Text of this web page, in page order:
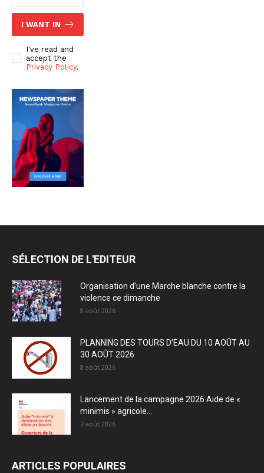
I WANT IN
I've read and
accept the
Privacy Policy.
SÉLECTION DE L'EDITEUR
Organisation d’une Marche blanche contre la
violence ce dimanche
8 août 2026
PLANNING DES TOURS D’EAU DU 10 AOÛT AU
30 AOÛT 2026
8 août 2026
Lancement de la campagne 2026 Aide de «
minimis » agricole...
7 août 2026
ARTICLES POPULAIRES